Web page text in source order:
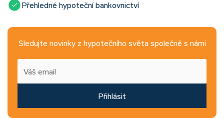
Přehledné hypoteční bankovnictví
Sledujte novinky z hypotečního světa společně s námi
Přihlásit